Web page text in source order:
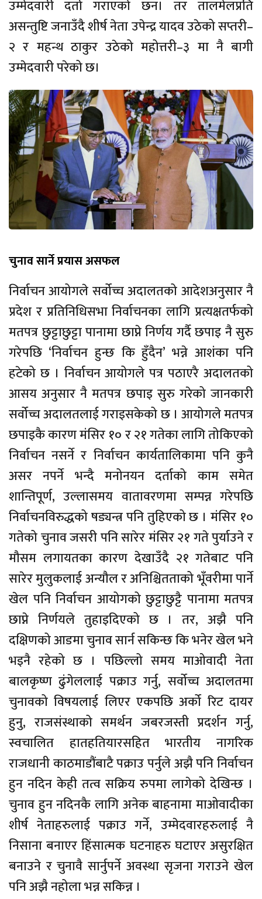
उम्मेदवारी दर्ता गराएको छन। तर तालमेलप्रति
असन्तुष्टि जनाउँदै शीर्ष नेता उपेन्द्र यादव उठेको सप्तरी–
२ र महन्थ ठाकुर उठेको महोत्तरी–३ मा नै बागी
उम्मेदवारी परेको छ।
चुनाव सार्ने प्रयास असफल
निर्वाचन आयोगले सर्वोच्च अदालतको आदेशअनुसार नै
प्रदेश र प्रतिनिधिसभा निर्वाचनका लागि प्रत्यक्षतर्फको
मतपत्र छुट्टाछुट्टा पानामा छाप्ने निर्णय गर्दै छपाइ नै सुरु
गरेपछि ‘निर्वाचन हुन्छ कि हुँदैन’ भन्ने आशंका पनि
हटेको छ । निर्वाचन आयोगले पत्र पठाएरै अदालतको
आसय अनुसार नै मतपत्र छपाइ सुरु गरेको जानकारी
सर्वोच्च अदालतलाई गराइसकेको छ । आयोगले मतपत्र
छपाइकै कारण मंसिर १० र २१ गतेका लागि तोकिएको
निर्वाचन नसर्ने र निर्वाचन कार्यतालिकामा पनि कुनै
असर नपर्ने भन्दै मनोनयन दर्ताको काम समेत
शान्तिपूर्ण, उल्लासमय वातावरणमा सम्पन्न गरेपछि
निर्वाचनविरुद्धको षड्यन्त्र पनि तुहिएको छ । मंसिर १०
गतेको चुनाव जसरी पनि सारेर मंसिर २१ गते पुर्याउने र
मौसम लगायतका कारण देखाउँदै २१ गतेबाट पनि
सारेर मुलुकलाई अन्यौल र अनिश्चितताको भूँवरीमा पार्ने
खेल पनि निर्वाचन आयोगको छुट्टाछुट्टै पानामा मतपत्र
छाप्ने निर्णयले तुहाइदिएको छ । तर, अझै पनि
दक्षिणको आडमा चुनाव सार्न सकिन्छ कि भनेर खेल भने
भइनै रहेको छ । पछिल्लो समय माओवादी नेता
बालकृष्ण ढुंगेललाई पक्राउ गर्नु, सर्वोच्च अदालतमा
चुनावको विषयलाई लिएर एकपछि अर्को रिट दायर
हुनु, राजसंस्थाको समर्थन जबरजस्ती प्रदर्शन गर्नु,
स्वचालित हातहतियारसहित भारतीय नागरिक
राजधानी काठमाडौंबाटै पक्राउ पर्नुले अझै पनि निर्वाचन
हुन नदिन केही तत्व सक्रिय रुपमा लागेको देखिन्छ ।
चुनाव हुन नदिनकै लागि अनेक बाहनामा माओवादीका
शीर्ष नेताहरुलाई पक्राउ गर्ने, उम्मेदवारहरुलाई नै
निसाना बनाएर हिंसात्मक घटनाहरु घटाएर असुरक्षित
बनाउने र चुनावै सार्नुपर्ने अवस्था सृजना गराउने खेल
पनि अझै नहोला भन्न सकिन्न ।